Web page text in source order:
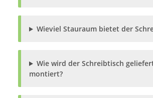
Wieviel Stauraum bietet der
Wie wird der Schreibtisch
montiert?